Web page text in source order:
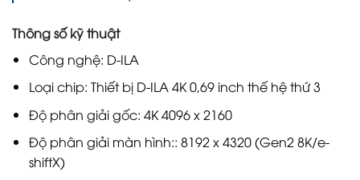
Thông số kỹ thuật
Công nghệ: D-ILA
Loại chip: Thiết bị D-ILA 4K 0,69 inch thế hệ thứ 3
Độ phân giải gốc: 4K 4096 x 2160
Độ phân giải màn hình:: 8192 x 4320 (Gen2 8K/e-
shiftX)